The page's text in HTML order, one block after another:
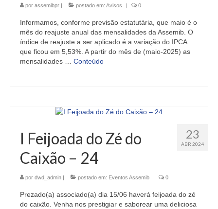
por assemibpr | postado em: Avisos | 0
Informamos, conforme previsão estatutária, que maio é o
mês do reajuste anual das mensalidades da Assemib. O
índice de reajuste a ser aplicado é a variação do IPCA
que ficou em 5,53%. A partir do mês de (maio-2025) as
mensalidades … Conteúdo
23
ABR 2024
I Feijoada do Zé do
Caixão – 24
por dwd_admin | postado em: Eventos Assemib | 0
Prezado(a) associado(a) dia 15/06 haverá feijoada do zé
do caixão. Venha nos prestigiar e saborear uma deliciosa